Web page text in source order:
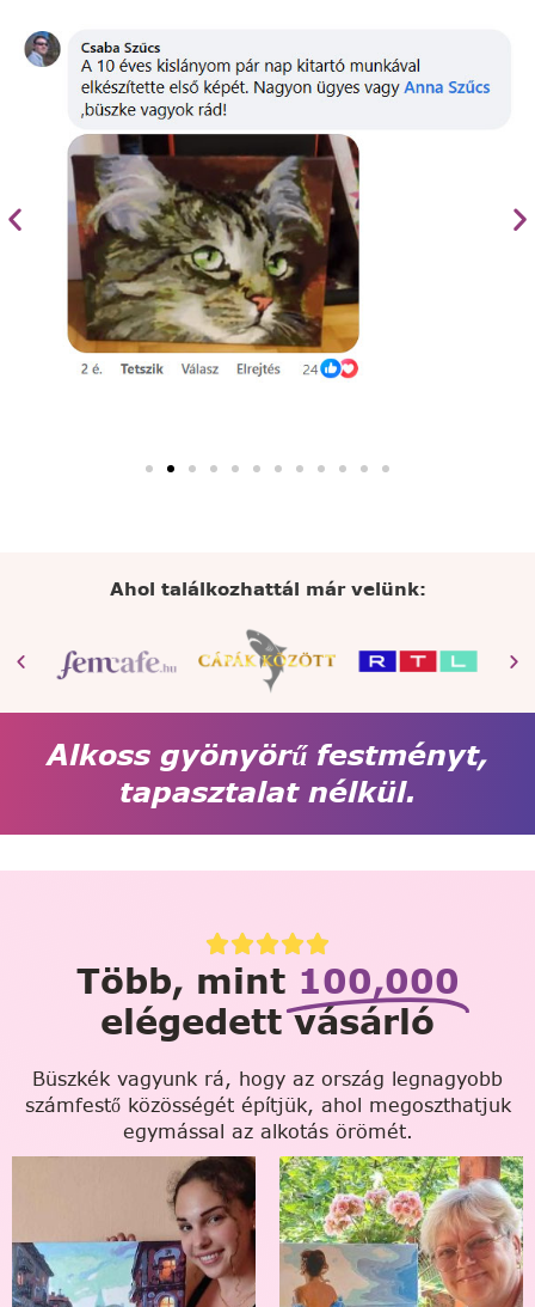
Ahol találkozhattál már velünk:
Alkoss gyönyörű festményt,
tapasztalat nélkül.
Több, mint 100,000
elégedett vásárló
Büszkék vagyunk rá, hogy az ország legnagyobb
számfestő közösségét építjük, ahol megoszthatjuk
egymással az alkotás örömét.